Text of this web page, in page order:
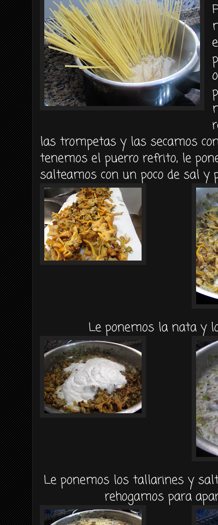
las trompetas y las secamos
tenemos el puerro refrito, le
salteamos con un poco de sal y
Le ponemos la nata y
Le ponemos los tallarines y
rehogamos para